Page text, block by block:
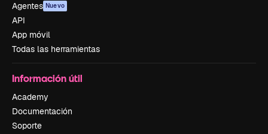
Agentes Nuevo
API
App móvil
Todas las herramientas
Información útil
Academy
Documentación
Soporte